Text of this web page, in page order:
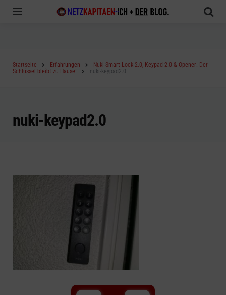
Startseite Erfahrungen
Nuki Smart Lock 2.0, Keypad 2.0 & Opener: Der
Schlüssel bleibt zu Hause!
nuki-keypad2.0
nuki-keypad2.0